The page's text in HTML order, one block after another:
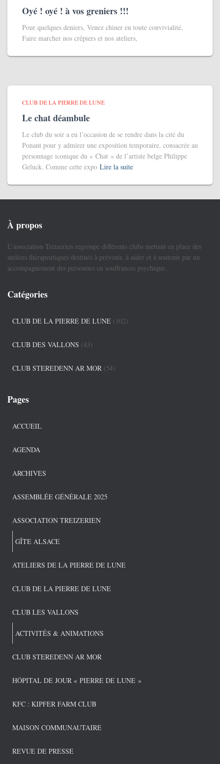
Oyé ! oyé ! à vos greniers !!!
Pour quelques deniers, Venez chiner en toute convivialité,
Faire marcher nos crêpiers et nos ateliers,
CLUB DE LA PIERRE DE LUNE
Le chat déambule
Le club du soir a eu l’occasion de se rendre dans la cité du
Ponant pour y admirer une exposition temporaire, consacrée au
personnage iconique du « Chat » de l’artiste belge Philippe
Geluck. Comme cette expo Lire la suite
À propos
L’association Treizerien regroupe différents clubs mettant en place des
ateliers thérapeutiques destinés à prévenir, à aider et à soutenir par un
accompagnement des personnes en souffrances psychique.
Catégories
CLUB DE LA PIERRE DE LUNE (102)
CLUB DES VALLONS (43)
CLUB STEREDENN AR MOR (54)
Pages
ACCUEIL
AGENDA
ARCHIVES
ASSEMBLÉE GÉNÉRALE 2025
ASSOCIATION TREIZERIEN
GÎTE ALSACE
ATELIERS DE LA PIERRE DE LUNE
CLUB DE LA PIERRE DE LUNE
CLUB LES VALLONS
ACTIVITÉS & ANIMATIONS
CLUB STEREDENN AR MOR
HÔPITAL DE JOUR « PIERRE DE LUNE »
KFC : KIPFER FARM CLUB
MAISON COMMUNAUTAIRE
REVUE DE PRESSE